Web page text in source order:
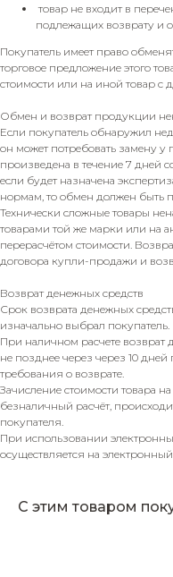
товар не входит в
подлежащих возврату и
Покупатель имеет право
торговое предложение этого
стоимости или на иной товар с
Обмен и возврат продукции
Если покупатель обнаружил
он может потребовать замену
произведена в течение 7 дней
если будет назначена
нормам, то обмен должен быть
Технически сложные товары
товарами той же марки или на
перерасчётом стоимости.
договора купли-продажи и
Возврат денежных средств
Срок возврата денежных
изначально выбрал покупатель.
При наличном расчете возврат
не позднее через через 10
требования о возврате.
Зачисление стоимости товара
безналичный расчёт,
покупателя.
При использовании
осуществляется на
С этим товаром